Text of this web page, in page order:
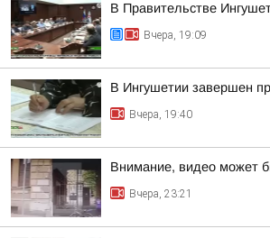
В Правительстве
Вчера, 19:09
В Ингушетии завершен
Вчера, 19:40
Внимание, видео может
Вчера, 23:21